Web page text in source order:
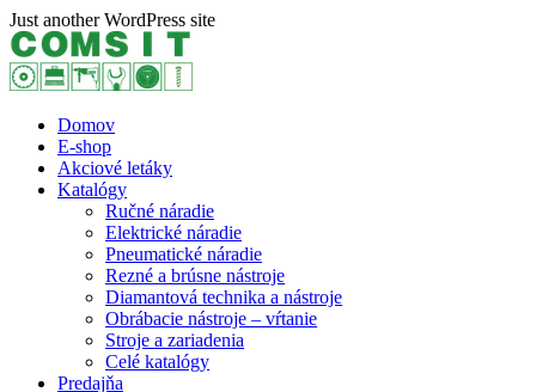
Skip
to
content
Just another WordPress site
Domov
E-shop
Akciové letáky
Katalógy
Ručné náradie
Elektrické náradie
Pneumatické náradie
Rezné a brúsne nástroje
Diamantová technika a nástroje
Obrábacie nástroje – vŕtanie
Stroje a zariadenia
Celé katalógy
Predajňa